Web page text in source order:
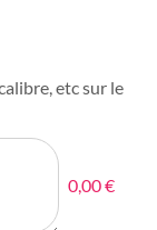
etc sur le
0,00 €